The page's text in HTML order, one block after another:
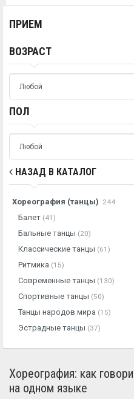
ПРИЕМ
ВОЗРАСТ
ПОЛ
НАЗАД В КАТАЛОГ
Хореография (танцы) 244
Балет (41)
Бальные танцы (20)
Классические танцы (61)
Ритмика (15)
Современные танцы (130)
Спортивные танцы (50)
Танцы народов мира (15)
Эстрадные танцы (37)
Хореография: как
на одном языке